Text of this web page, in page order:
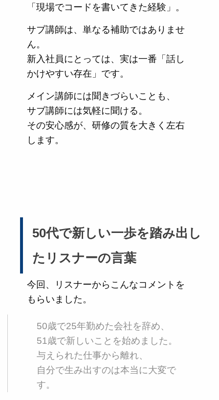
「現場でコードを書いてきた経験」。
サブ講師は、単なる補助ではありませ
ん。
新入社員にとっては、実は一番「話し
かけやすい存在」です。
メイン講師には聞きづらいことも、
サブ講師には気軽に聞ける。
その安心感が、研修の質を大きく左右
します。
50代で新しい一歩を踏み出し
たリスナーの言葉
今回、リスナーからこんなコメントを
もらいました。
50歳で25年勤めた会社を辞め、
51歳で新しいことを始めました。
与えられた仕事から離れ、
自分で生み出すのは本当に大変で
す。